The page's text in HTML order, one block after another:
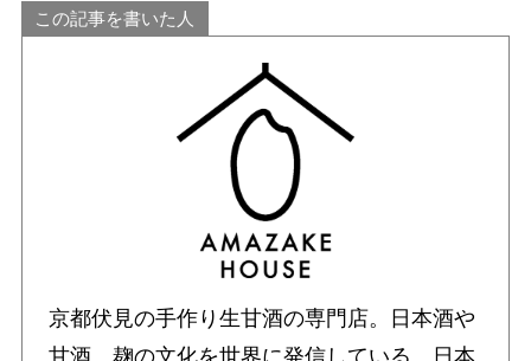
この記事を書いた人
京都伏見の手作り生甘酒の専門店。日本酒や
甘酒、麹の文化を世界に発信している。日本